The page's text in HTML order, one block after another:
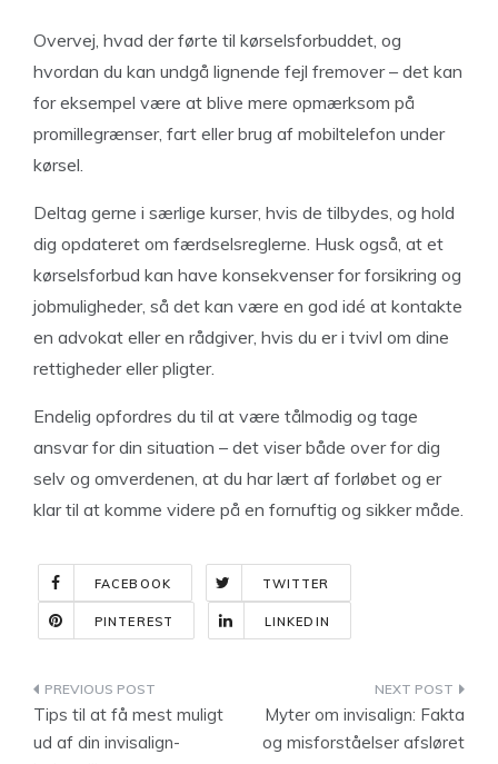
Overvej, hvad der førte til kørselsforbuddet, og
hvordan du kan undgå lignende fejl fremover – det kan
for eksempel være at blive mere opmærksom på
promillegrænser, fart eller brug af mobiltelefon under
kørsel.
Deltag gerne i særlige kurser, hvis de tilbydes, og hold
dig opdateret om færdselsreglerne. Husk også, at et
kørselsforbud kan have konsekvenser for forsikring og
jobmuligheder, så det kan være en god idé at kontakte
en advokat eller en rådgiver, hvis du er i tvivl om dine
rettigheder eller pligter.
Endelig opfordres du til at være tålmodig og tage
ansvar for din situation – det viser både over for dig
selv og omverdenen, at du har lært af forløbet og er
klar til at komme videre på en fornuftig og sikker måde.
FACEBOOK TWITTER
PINTEREST LINKEDIN
Indlægsnavigation
Tips til at få mest muligt
ud af din invisalign-
Myter om invisalign: Fakta
og misforståelser afsløret